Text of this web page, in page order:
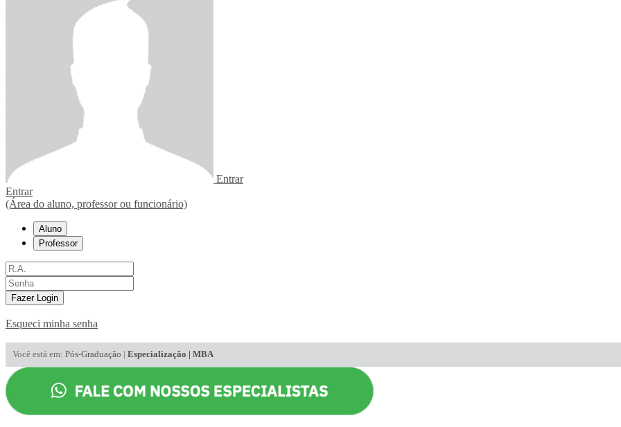
Entrar
Entrar
(Área do aluno, professor ou funcionário)
Aluno
Professor
Fazer Login
Esqueci minha senha
Você está em: Pós-Graduação | Especialização | MBA